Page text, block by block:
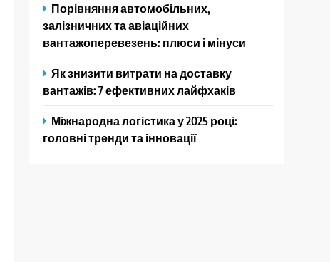
Порівняння автомобільних,
залізничних та авіаційних
вантажоперевезень: плюси і мінуси
Як знизити витрати на доставку
вантажів: 7 ефективних лайфхаків
Міжнародна логістика у 2025 році:
головні тренди та інновації